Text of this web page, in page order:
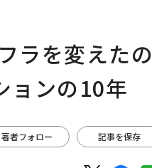
ラを変えたの
ンの10年
著者フォロー 記事を保存